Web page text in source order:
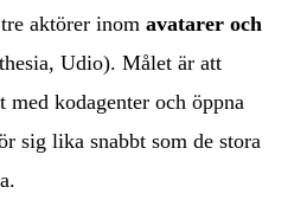
aktörer inom avatarer och
Udio). Målet är att
med kodagenter och öppna
sig lika snabbt som de stora